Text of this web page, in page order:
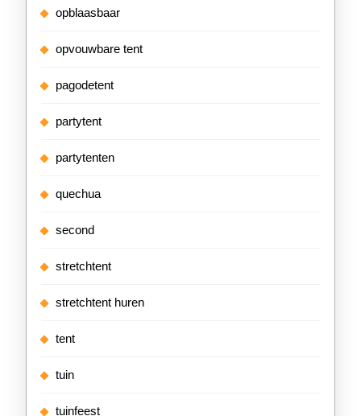
opblaasbaar
opvouwbare tent
pagodetent
partytent
partytenten
quechua
second
stretchtent
stretchtent huren
tent
tuin
tuinfeest